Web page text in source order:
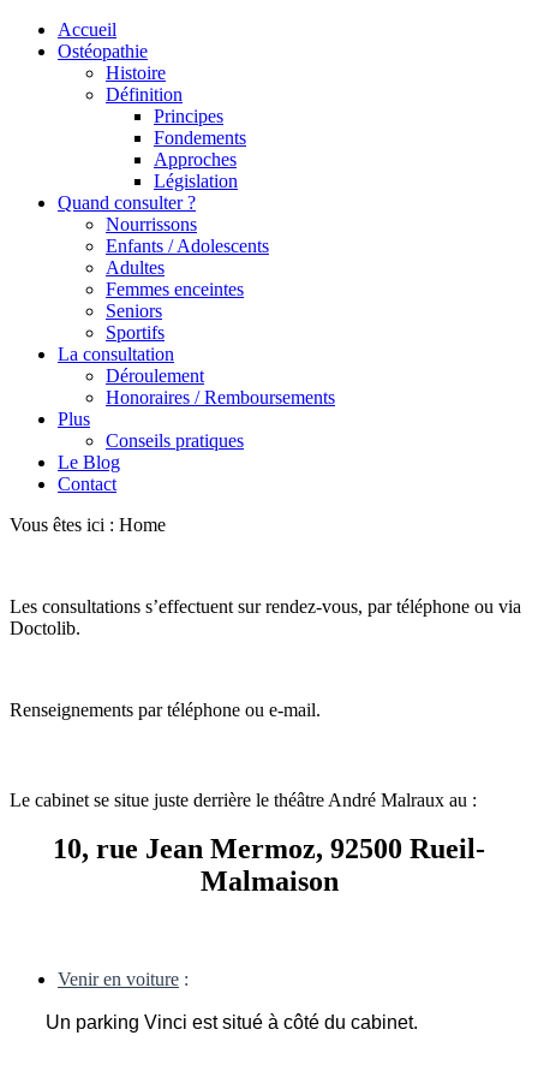
Accueil
Ostéopathie
Histoire
Définition
Principes
Fondements
Approches
Législation
Quand consulter ?
Nourrissons
Enfants / Adolescents
Adultes
Femmes enceintes
Seniors
Sportifs
La consultation
Déroulement
Honoraires / Remboursements
Plus
Conseils pratiques
Le Blog
Contact
Vous êtes ici : Home
Les consultations s’effectuent sur rendez-vous, par téléphone ou via
Doctolib.
Renseignements par téléphone ou e-mail.
Le cabinet se situe juste derrière le théâtre André Malraux au :
10, rue Jean Mermoz, 92500 Rueil-
Malmaison
Venir en voiture :
Un parking Vinci est situé à côté du cabinet.